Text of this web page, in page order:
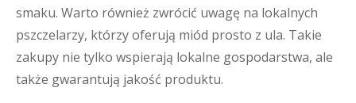
smaku. Warto również zwrócić uwagę na lokalnych
pszczelarzy, którzy oferują miód prosto z ula. Takie
zakupy nie tylko wspierają lokalne gospodarstwa, ale
także gwarantują jakość produktu.